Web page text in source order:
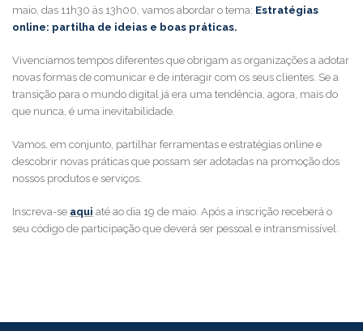
maio, das 11h30 às 13h00, vamos abordar o tema: Estratégias
online: partilha de ideias e boas práticas.
Vivenciamos tempos diferentes que obrigam as organizações a adotar
novas formas de comunicar e de interagir com os seus clientes. Se a
transição para o mundo digital já era uma tendência, agora, mais do
que nunca, é uma inevitabilidade.
Vamos, em conjunto, partilhar ferramentas e estratégias online e
descobrir novas práticas que possam ser adotadas na promoção dos
nossos produtos e serviços.
Inscreva-se aqui até ao dia 19 de maio. Após a inscrição receberá o
seu código de participação que deverá ser pessoal e intransmissível.